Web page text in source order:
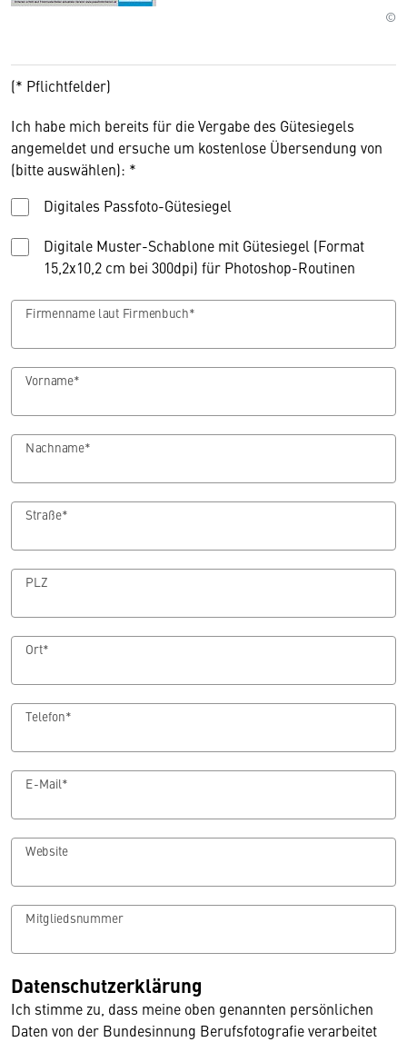
©
(* Pflichtfelder)
Ich habe mich bereits für die Vergabe des Gütesiegels
angemeldet und ersuche um kostenlose Übersendung von
(bitte auswählen): *
Digitales Passfoto-Gütesiegel
Digitale Muster-Schablone mit Gütesiegel (Format
15,2x10,2 cm bei 300dpi) für Photoshop-Routinen
Firmenname laut Firmenbuch*
Vorname*
Nachname*
Straße*
PLZ
Ort*
Telefon*
E-Mail*
Website
Mitgliedsnummer
Datenschutzerklärung
Ich stimme zu, dass meine oben genannten persönlichen
Daten von der Bundesinnung Berufsfotografie verarbeitet